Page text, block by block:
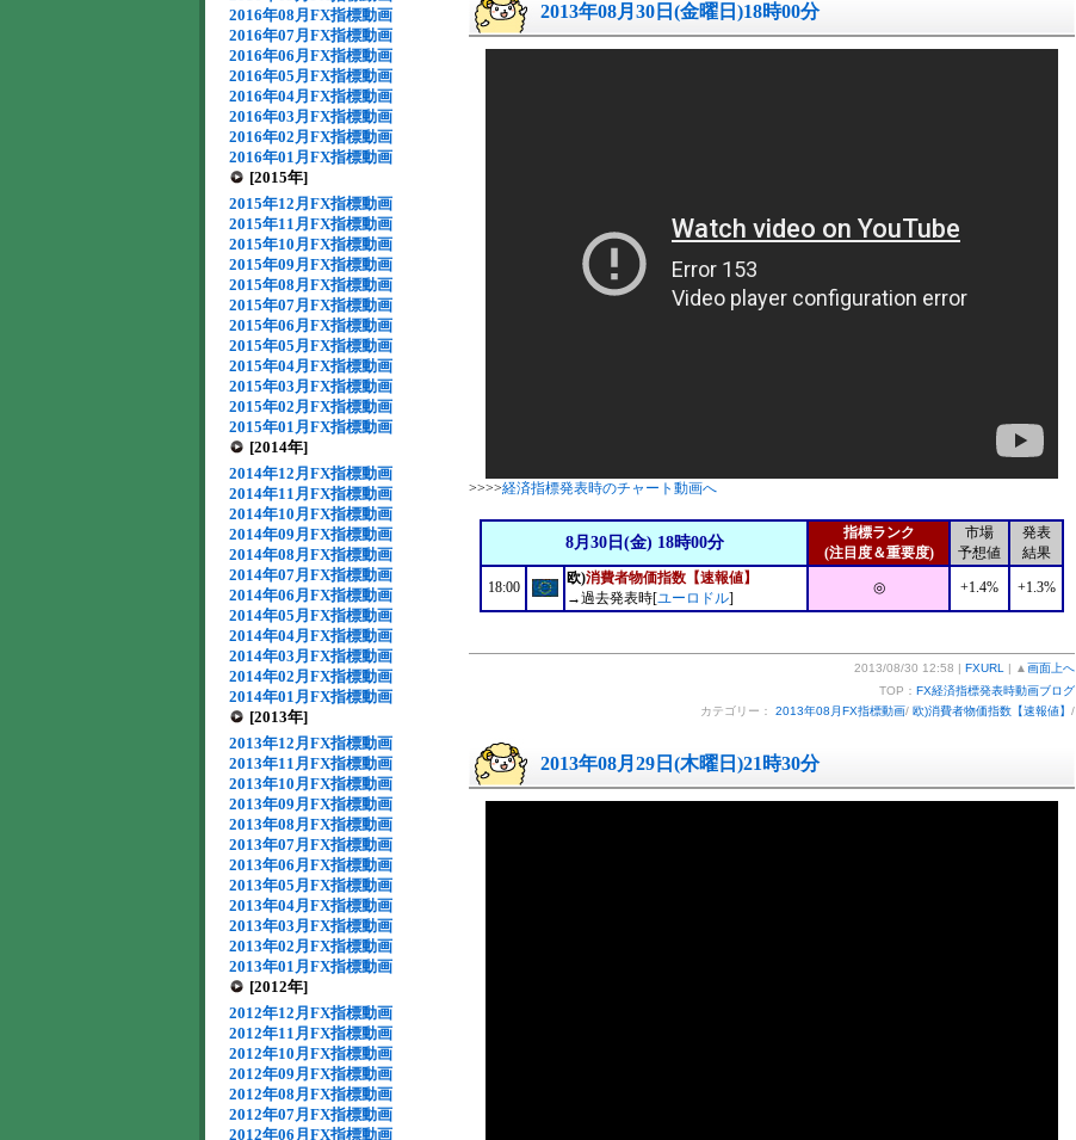
2016年08月FX指標動画
2016年07月FX指標動画
2016年06月FX指標動画
2016年05月FX指標動画
2016年04月FX指標動画
2016年03月FX指標動画
2016年02月FX指標動画
2016年01月FX指標動画
[2015年]
2015年12月FX指標動画
2015年11月FX指標動画
2015年10月FX指標動画
2015年09月FX指標動画
2015年08月FX指標動画
2015年07月FX指標動画
2015年06月FX指標動画
2015年05月FX指標動画
2015年04月FX指標動画
2015年03月FX指標動画
2015年02月FX指標動画
2015年01月FX指標動画
[2014年]
2014年12月FX指標動画
2014年11月FX指標動画
2014年10月FX指標動画
2014年09月FX指標動画
2014年08月FX指標動画
2014年07月FX指標動画
2014年06月FX指標動画
2014年05月FX指標動画
2014年04月FX指標動画
2014年03月FX指標動画
2014年02月FX指標動画
2014年01月FX指標動画
[2013年]
2013年12月FX指標動画
2013年11月FX指標動画
2013年10月FX指標動画
2013年09月FX指標動画
2013年08月FX指標動画
2013年07月FX指標動画
2013年06月FX指標動画
2013年05月FX指標動画
2013年04月FX指標動画
2013年03月FX指標動画
2013年02月FX指標動画
2013年01月FX指標動画
[2012年]
2012年12月FX指標動画
2012年11月FX指標動画
2012年10月FX指標動画
2012年09月FX指標動画
2012年08月FX指標動画
2012年07月FX指標動画
2012年06月FX指標動画
2013年08月30日(金曜日)18時00分
>>>>経済指標発表時のチャート動画へ
8月30日(金) 18時00分
指標ランク
(注目度＆重要度)
市場
予想値
発表
結果
18:00
欧)消費者物価指数【速報値】
→過去発表時[ユーロドル]
◎ +1.4% +1.3%
2013/08/30 12:58 | FXURL | ▲ 画面上へ
TOP： FX経済指標発表時動画ブログ
カテゴリー： 2013年08月FX指標動画/ 欧)消費者物価指数【速報値】 /
2013年08月29日(木曜日)21時30分